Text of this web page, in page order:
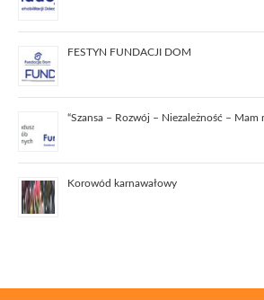
FESTYN FUNDACJI DOM
“Szansa – Rozwój – Niezależność – Mam
Korowód karnawałowy